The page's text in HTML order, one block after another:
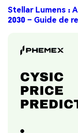
Stellar Lumens :
2030 – Guide de